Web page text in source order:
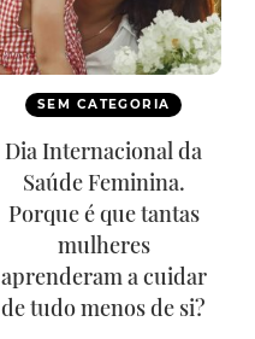
SEM CATEGORIA
Dia Internacional da
Saúde Feminina.
Porque é que tantas
mulheres
aprenderam a cuidar
de tudo menos de si?